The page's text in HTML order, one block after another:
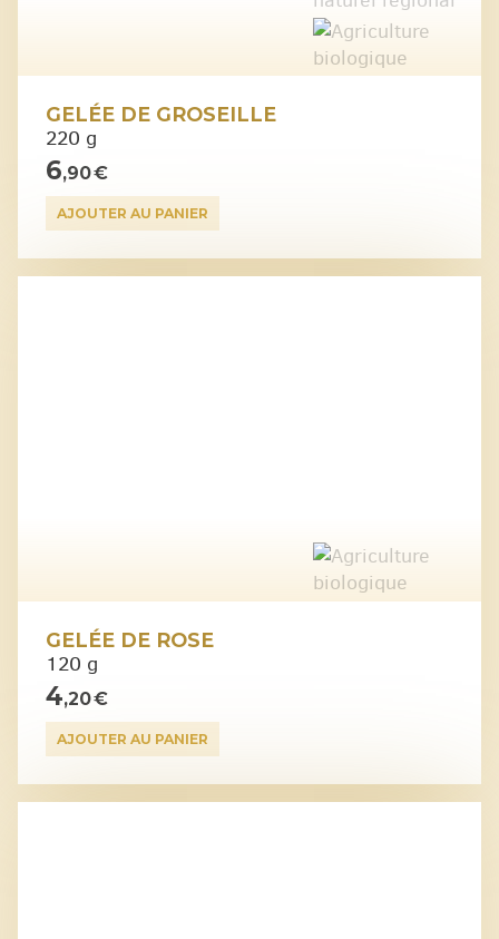
GELÉE DE GROSEILLE
220 g
6,90 €
AJOUTER AU PANIER
GELÉE DE ROSE
120 g
4,20 €
AJOUTER AU PANIER